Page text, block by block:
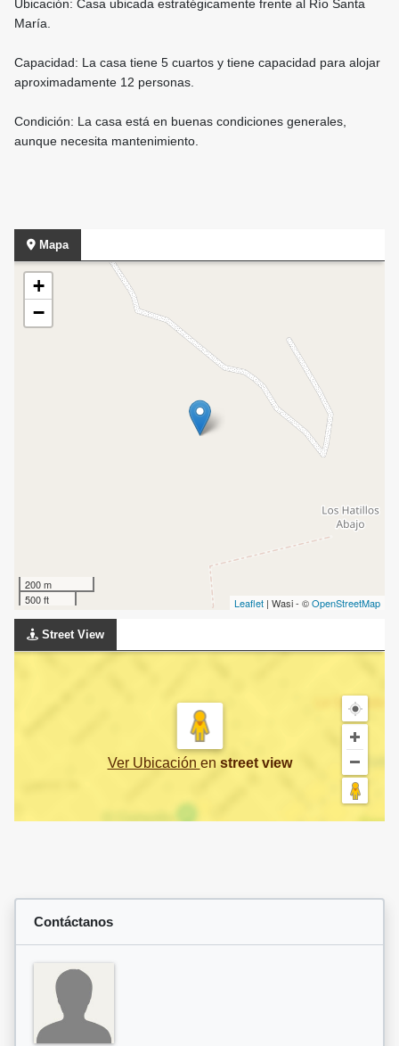
Ubicación: Casa ubicada estratégicamente frente al Río Santa
María.
Capacidad: La casa tiene 5 cuartos y tiene capacidad para alojar
aproximadamente 12 personas.
Condición: La casa está en buenas condiciones generales,
aunque necesita mantenimiento.
Mapa
+
−
200 m
500 ft
Leaflet | Wasi - ©OpenStreetMap
Street View
Ver Ubicación en street view
Contáctanos